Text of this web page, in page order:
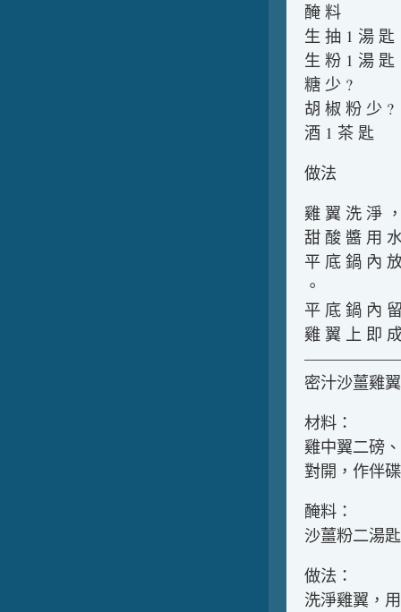
醃 料
生 抽 1 湯 匙
生 粉 1 湯 匙
糖 少 ?
胡 椒 粉 少 ?
酒 1 茶 匙
做法
雞 翼 洗 淨
甜 酸 醬 用
平 底 鍋 內
。
平 底 鍋 內
雞 翼 上 即
密汁沙薑雞翼
材料：
雞中翼二磅
對開，作伴
醃料：
沙薑粉二湯
做法：
洗淨雞翼，